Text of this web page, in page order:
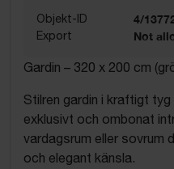
Objekt-ID 4/
Export Not
Gardin – 320 x 200 cm
Stilren gardin i kraftigt
exklusivt och ombonat
vardagsrum eller sovrum
och elegant känsla.